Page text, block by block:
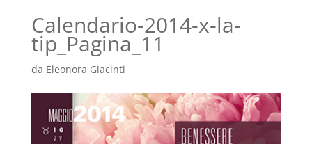
Calendario-2014-x-la-
tip_Pagina_11
da Eleonora Giacinti